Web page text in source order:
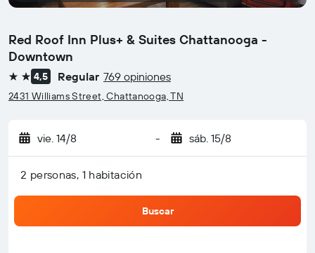
Red Roof Inn Plus+ & Suites Chattanooga -
Downtown
2 estrellas
4,5 Regular 769 opiniones
2431 Williams Street, Chattanooga, TN
vie. 14/8 - sáb. 15/8
2 personas, 1 habitación
Buscar